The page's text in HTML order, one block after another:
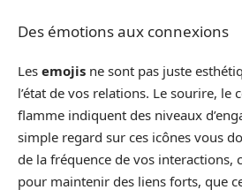
Des émotions aux connexions
Les emojis ne sont pas juste
l’état de vos relations. Le sourire, le
flamme indiquent des niveaux
simple regard sur ces icônes vous
de la fréquence de vos interactions,
pour maintenir des liens forts, que